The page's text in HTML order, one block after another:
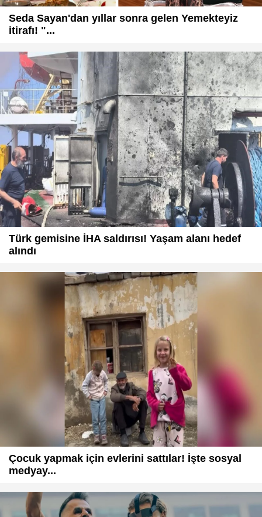
Seda Sayan'dan yıllar sonra gelen Yemekteyiz
itirafı! "...
Türk gemisine İHA saldırısı! Yaşam alanı hedef
alındı
Çocuk yapmak için evlerini sattılar! İşte sosyal
medyay...